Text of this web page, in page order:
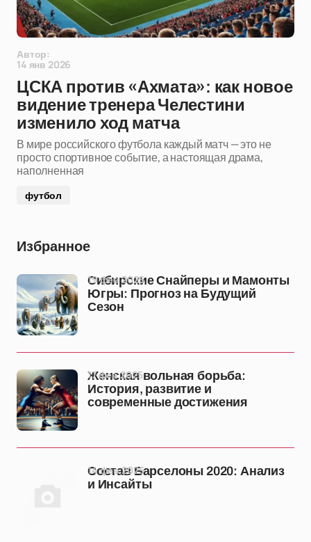
Автор:
14 янв 2026
ЦСКА против «Ахмата»: как новое
видение тренера Челестини
изменило ход матча
В мире российского футбола каждый матч — это не
просто спортивное событие, а настоящая драма,
наполненная
футбол
Избранное
Сибирские Снайперы и Мамонты
Югры: Прогноз на Будущий
Сезон
19 фев 2025
Женская вольная борьба:
История, развитие и
современные достижения
17 фев 2025
Состав Барселоны 2020: Анализ
и Инсайты
14 фев 2025